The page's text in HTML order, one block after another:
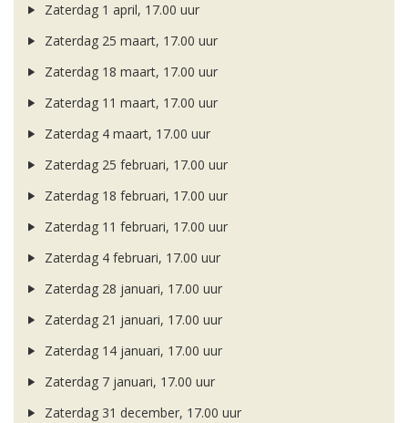
Zaterdag 1 april, 17.00 uur
Zaterdag 25 maart, 17.00 uur
Zaterdag 18 maart, 17.00 uur
Zaterdag 11 maart, 17.00 uur
Zaterdag 4 maart, 17.00 uur
Zaterdag 25 februari, 17.00 uur
Zaterdag 18 februari, 17.00 uur
Zaterdag 11 februari, 17.00 uur
Zaterdag 4 februari, 17.00 uur
Zaterdag 28 januari, 17.00 uur
Zaterdag 21 januari, 17.00 uur
Zaterdag 14 januari, 17.00 uur
Zaterdag 7 januari, 17.00 uur
Zaterdag 31 december, 17.00 uur